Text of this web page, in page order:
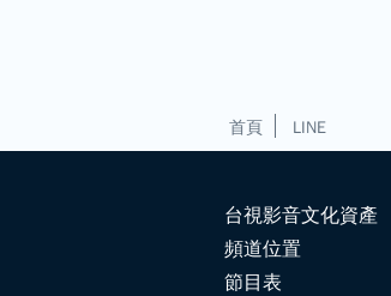
首頁 LINE
台視影音文化資產
頻道位置
節目表